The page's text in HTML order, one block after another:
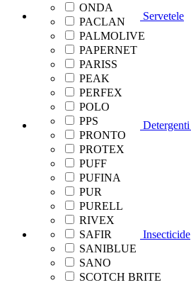
ONDA
PACLAN
PALMOLIVE
PAPERNET
PARISS
PEAK
PERFEX
POLO
PPS
PRONTO
PROTEX
PUFF
PUFINA
PUR
PURELL
RIVEX
SAFIR
SANIBLUE
SANO
SCOTCH BRITE
Servetele
Insecticide